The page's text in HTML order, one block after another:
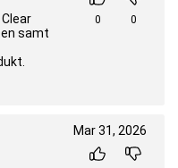
samt
0 0
Mar 31, 2026